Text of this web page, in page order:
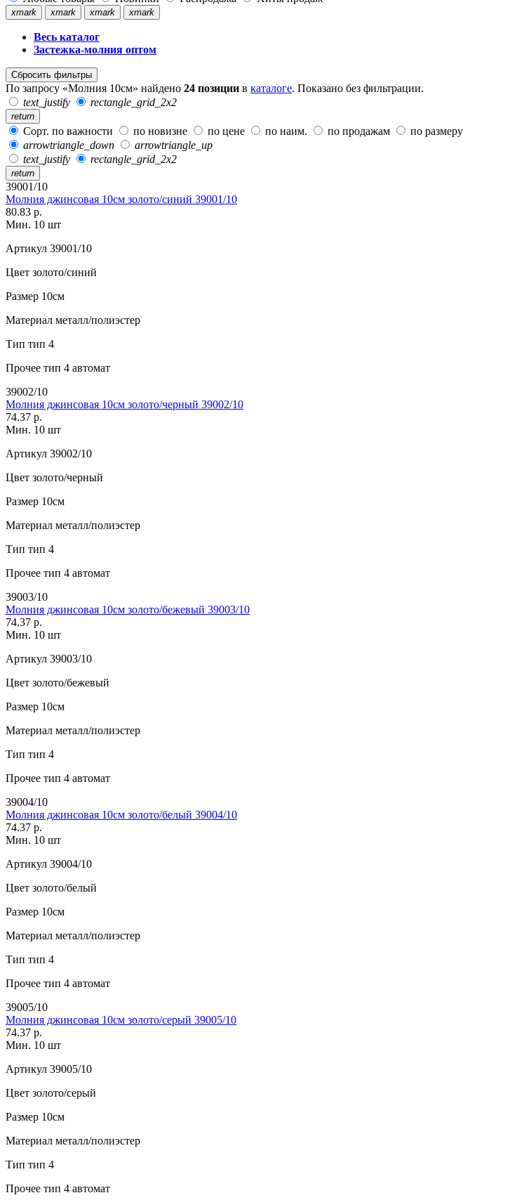
xmark xmark xmark xmark
Весь каталог
Застежка-молния оптом
Сбросить фильтры
По запросу «Молния 10см» найдено 24 позиции в каталоге. Показано без фильтрации.
text_justify
rectangle_grid_2x2
return
Сорт. по важности по новизне по цене по наим. по продажам
по размеру
arrowtriangle_down
arrowtriangle_up
text_justify
rectangle_grid_2x2
return
39001/10
Молния джинсовая 10см золото/синий 39001/10
80.83 р.
Мин. 10 шт
Артикул 39001/10
Цвет золото/синий
Размер 10см
Материал металл/полиэстер
Тип тип 4
Прочее тип 4 автомат
39002/10
Молния джинсовая 10см золото/черный 39002/10
74.37 р.
Мин. 10 шт
Артикул 39002/10
Цвет золото/черный
Размер 10см
Материал металл/полиэстер
Тип тип 4
Прочее тип 4 автомат
39003/10
Молния джинсовая 10см золото/бежевый 39003/10
74.37 р.
Мин. 10 шт
Артикул 39003/10
Цвет золото/бежевый
Размер 10см
Материал металл/полиэстер
Тип тип 4
Прочее тип 4 автомат
39004/10
Молния джинсовая 10см золото/белый 39004/10
74.37 р.
Мин. 10 шт
Артикул 39004/10
Цвет золото/белый
Размер 10см
Материал металл/полиэстер
Тип тип 4
Прочее тип 4 автомат
39005/10
Молния джинсовая 10см золото/серый 39005/10
74.37 р.
Мин. 10 шт
Артикул 39005/10
Цвет золото/серый
Размер 10см
Материал металл/полиэстер
Тип тип 4
Прочее тип 4 автомат